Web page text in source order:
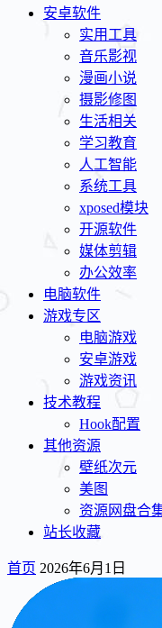
安卓软件
实用工具
音乐影视
漫画小说
摄影修图
生活相关
学习教育
人工智能
系统工具
xposed模块
开源软件
媒体剪辑
办公效率
电脑软件
游戏专区
电脑游戏
安卓游戏
游戏资讯
技术教程
Hook配置
其他资源
壁纸次元
美图
资源网盘合
站长收藏
首页 2026年6月1日